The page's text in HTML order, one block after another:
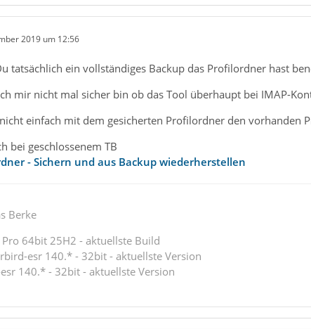
2019 um 12:56
tatsächlich ein vollständiges Backup das Profilordner hast
mir nicht mal sicher bin ob das Tool überhaupt bei IMAP-
einfach mit dem gesicherten Profilordner den vorhanden
bei geschlossenem TB
- Sichern und aus Backup wiederherstellen
Berke
64bit 25H2 - aktuellste Build
esr 140.* - 32bit - aktuellste Version
140.* - 32bit - aktuellste Version